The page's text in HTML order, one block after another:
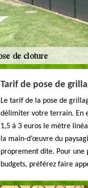
Tarif de pose de
Le tarif de la pose de
délimiter votre terrain. En
1,5 à 3 euros le mètre
la main-d’œuvre du
proprement dite. Pour une
budgets, préférez faire